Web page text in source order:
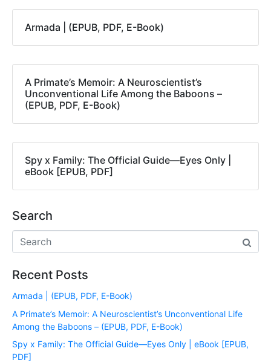
Armada | (EPUB, PDF, E-Book)
A Primate’s Memoir: A Neuroscientist’s
Unconventional Life Among the Baboons –
(EPUB, PDF, E-Book)
Spy x Family: The Official Guide―Eyes Only |
eBook [EPUB, PDF]
Search
Recent Posts
Armada | (EPUB, PDF, E-Book)
A Primate’s Memoir: A Neuroscientist’s Unconventional Life
Among the Baboons – (EPUB, PDF, E-Book)
Spy x Family: The Official Guide―Eyes Only | eBook [EPUB,
PDF]